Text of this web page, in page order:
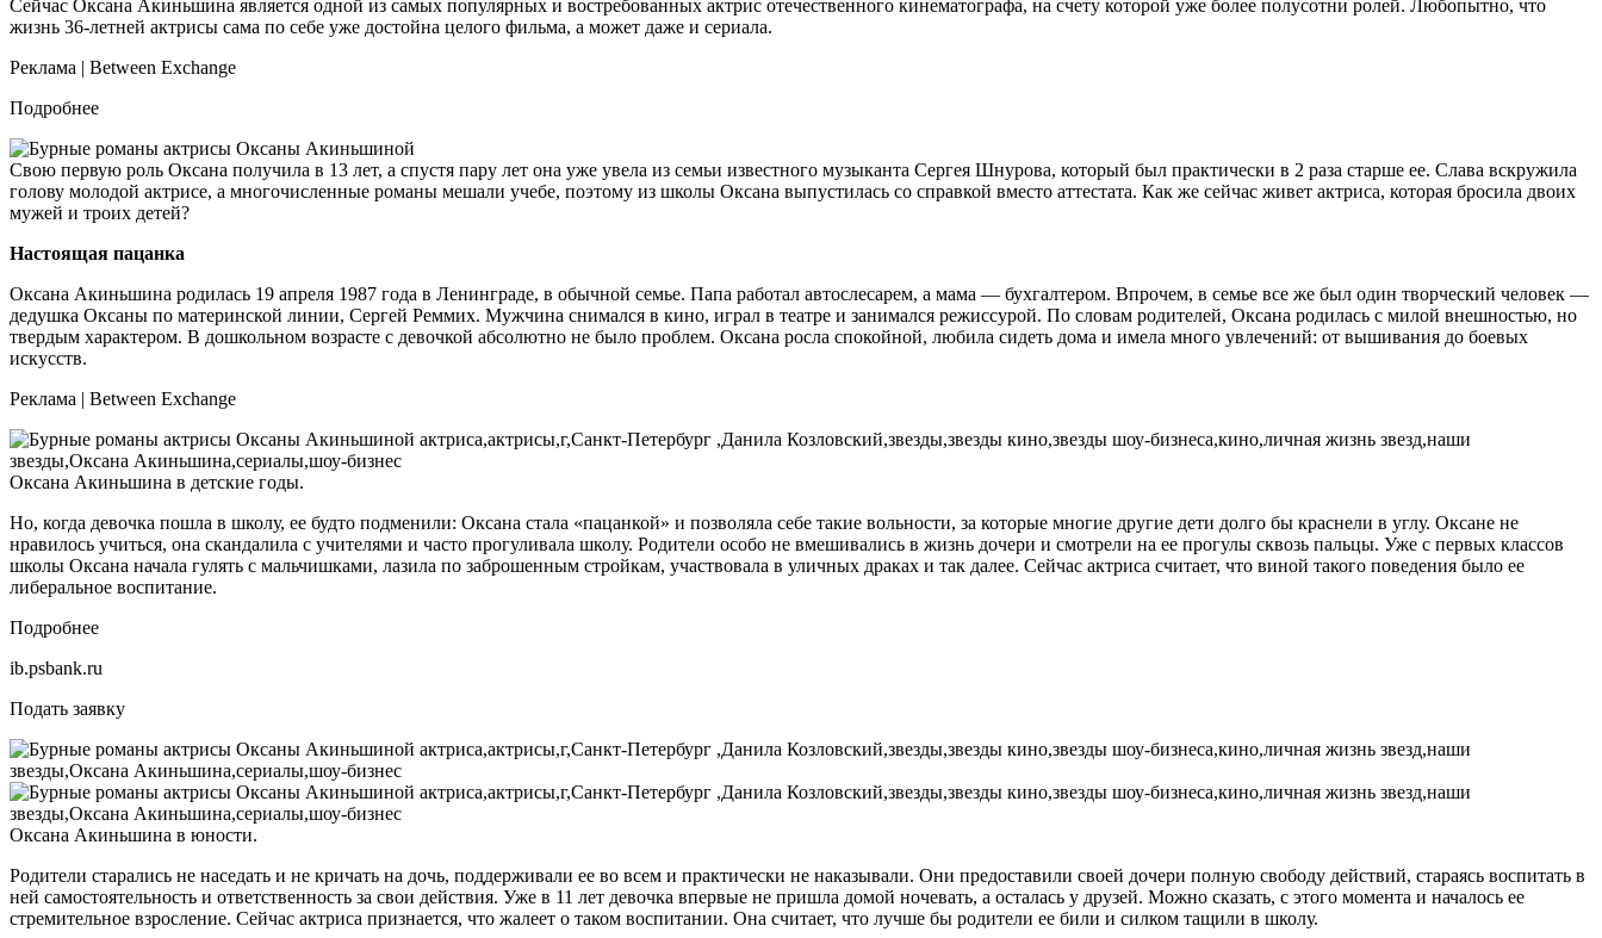
Сейчас Оксана Акиньшина является одной из самых популярных и востребованных актрис отечественного кинематографа, на счету которой уже более полусотни ролей. Любопытно, что
жизнь 36-летней актрисы сама по себе уже достойна целого фильма, а может даже и сериала.
Реклама | Between Exchange
Подробнее
Свою первую роль Оксана получила в 13 лет, а спустя пару лет она уже увела из семьи известного музыканта Сергея Шнурова, который был практически в 2 раза старше ее. Слава вскружила
голову молодой актрисе, а многочисленные романы мешали учебе, поэтому из школы Оксана выпустилась со справкой вместо аттестата. Как же сейчас живет актриса, которая бросила двоих
мужей и троих детей?
Настоящая пацанка
Оксана Акиньшина родилась 19 апреля 1987 года в Ленинграде, в обычной семье. Папа работал автослесарем, а мама — бухгалтером. Впрочем, в семье все же был один творческий человек —
дедушка Оксаны по материнской линии, Сергей Реммих. Мужчина снимался в кино, играл в театре и занимался режиссурой. По словам родителей, Оксана родилась с милой внешностью, но
твердым характером. В дошкольном возрасте с девочкой абсолютно не было проблем. Оксана росла спокойной, любила сидеть дома и имела много увлечений: от вышивания до боевых
искусств.
Реклама | Between Exchange
Оксана Акиньшина в детские годы.
Но, когда девочка пошла в школу, ее будто подменили: Оксана стала «пацанкой» и позволяла себе такие вольности, за которые многие другие дети долго бы краснели в углу. Оксане не
нравилось учиться, она скандалила с учителями и часто прогуливала школу. Родители особо не вмешивались в жизнь дочери и смотрели на ее прогулы сквозь пальцы. Уже с первых классов
школы Оксана начала гулять с мальчишками, лазила по заброшенным стройкам, участвовала в уличных драках и так далее. Сейчас актриса считает, что виной такого поведения было ее
либеральное воспитание.
Подробнее
ib.psbank.ru
Подать заявку
Оксана Акиньшина в юности.
Родители старались не наседать и не кричать на дочь, поддерживали ее во всем и практически не наказывали. Они предоставили своей дочери полную свободу действий, стараясь воспитать в
ней самостоятельность и ответственность за свои действия. Уже в 11 лет девочка впервые не пришла домой ночевать, а осталась у друзей. Можно сказать, с этого момента и началось ее
стремительное взросление. Сейчас актриса признается, что жалеет о таком воспитании. Она считает, что лучше бы родители ее били и силком тащили в школу.